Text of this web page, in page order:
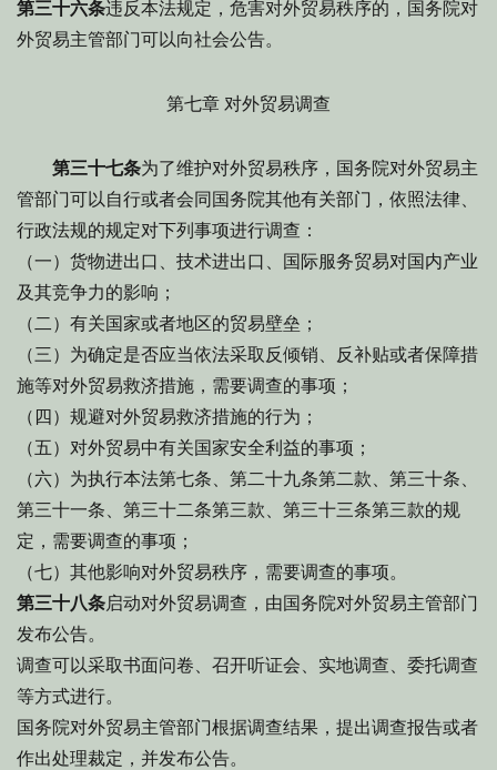
第三十六条违反本法规定，危害对外贸易秩序的，国务院对
外贸易主管部门可以向社会公告。
第七章 对外贸易调查
第三十七条为了维护对外贸易秩序，国务院对外贸易主
管部门可以自行或者会同国务院其他有关部门，依照法律、
行政法规的规定对下列事项进行调查：
（一）货物进出口、技术进出口、国际服务贸易对国内产业
及其竞争力的影响；
（二）有关国家或者地区的贸易壁垒；
（三）为确定是否应当依法采取反倾销、反补贴或者保障措
施等对外贸易救济措施，需要调查的事项；
（四）规避对外贸易救济措施的行为；
（五）对外贸易中有关国家安全利益的事项；
（六）为执行本法第七条、第二十九条第二款、第三十条、
第三十一条、第三十二条第三款、第三十三条第三款的规
定，需要调查的事项；
（七）其他影响对外贸易秩序，需要调查的事项。
第三十八条启动对外贸易调查，由国务院对外贸易主管部门
发布公告。
调查可以采取书面问卷、召开听证会、实地调查、委托调查
等方式进行。
国务院对外贸易主管部门根据调查结果，提出调查报告或者
作出处理裁定，并发布公告。